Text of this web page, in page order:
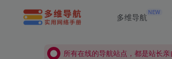
多维导航 NEW
所有在线的导航站点，都是站长
所有在线的导航站点，都是站长